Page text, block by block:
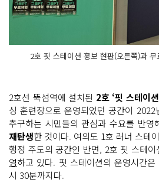
2호 핏 스테이션 홍보 현판(오른쪽)과
2호선 뚝섬역에 설치된 2호 ‘핏 스테이션
싱 훈련장으로 운영되었던 공간이
추구하는 시민들의 관심과 수요를 반영
재탄생한 것이다. 여의도 1호 러너 스테
행정 주도의 공간인 반면, 2호 핏 스테이
영하고 있다. 핏 스테이션의 운영시간
시 30분까지다.